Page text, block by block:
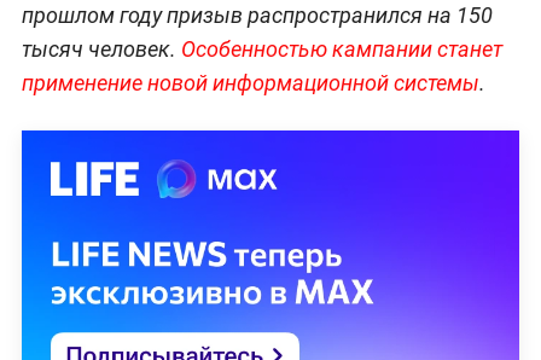
прошлом году призыв распространился на 150
тысяч человек. Особенностью кампании станет
применение новой информационной системы.